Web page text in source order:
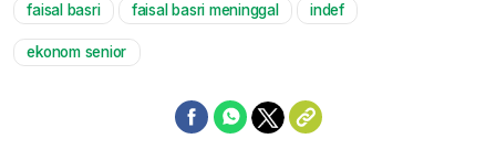
faisal basri faisal basri meninggal indef
ekonom senior